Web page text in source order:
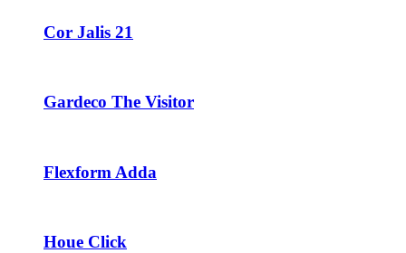
Cor Jalis 21
Gardeco The Visitor
Flexform Adda
Houe Click